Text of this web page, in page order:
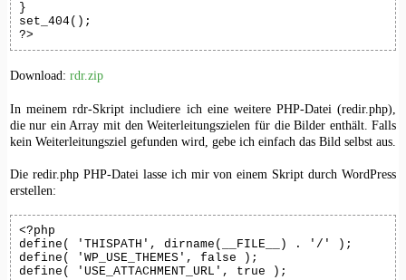
}
set_404();
?>
Download: rdr.zip
In meinem rdr-Skript includiere ich eine weitere PHP-Datei (redir.php),
die nur ein Array mit den Weiterleitungszielen für die Bilder enthält. Falls
kein Weiterleitungsziel gefunden wird, gebe ich einfach das Bild selbst aus.
Die redir.php PHP-Datei lasse ich mir von einem Skript durch WordPress
erstellen:
<?php
define( 'THISPATH', dirname(__FILE__) . '/' );
define( 'WP_USE_THEMES', false );
define( 'USE_ATTACHMENT_URL', true );